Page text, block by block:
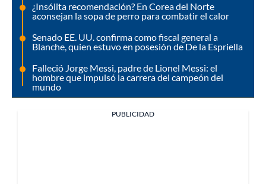
¿Insólita recomendación? En Corea del Norte
aconsejan la sopa de perro para combatir el calor
Senado EE. UU. confirma como fiscal general a
Blanche, quien estuvo en posesión de De la Espriella
Falleció Jorge Messi, padre de Lionel Messi: el
hombre que impulsó la carrera del campeón del
mundo
PUBLICIDAD